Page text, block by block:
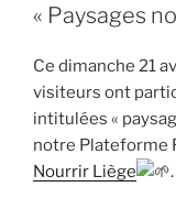
« Paysages
Ce dimanche 21
visiteurs ont
intitulées «
notre Plateforme
Nourrir Liège
.